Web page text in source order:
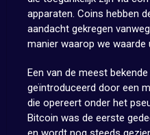
apparaten. Coins hebben
aandacht gekregen
manier waarop we waarde
Een van de meest
geïntroduceerd door een
die opereert onder het
Bitcoin was de eerste